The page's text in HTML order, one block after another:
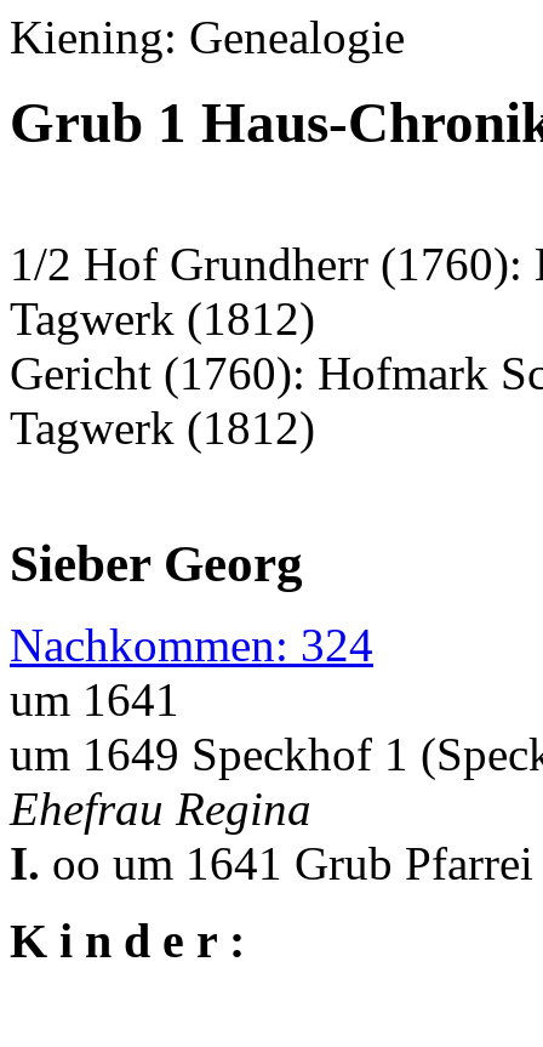
Kiening: Genealogie
Grub 1 Haus-
1/2 Hof Grundherr (1760):
Tagwerk (1812)
Gericht (1760): Hofmark
Tagwerk (1812)
Sieber Georg
Nachkommen: 324
um 1641
um 1649 Speckhof 1
Ehefrau Regina
I. oo um 1641 Grub Pfarrei
K i n d e r :